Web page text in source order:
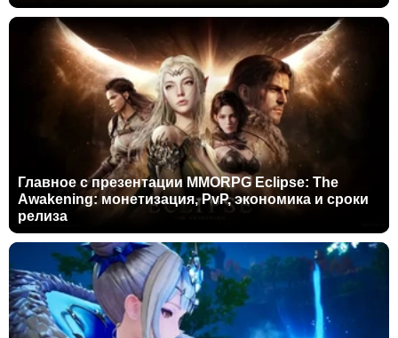
Главное с презентации MMORPG Eclipse: The
Awakening: монетизация, PvP, экономика и сроки
релиза